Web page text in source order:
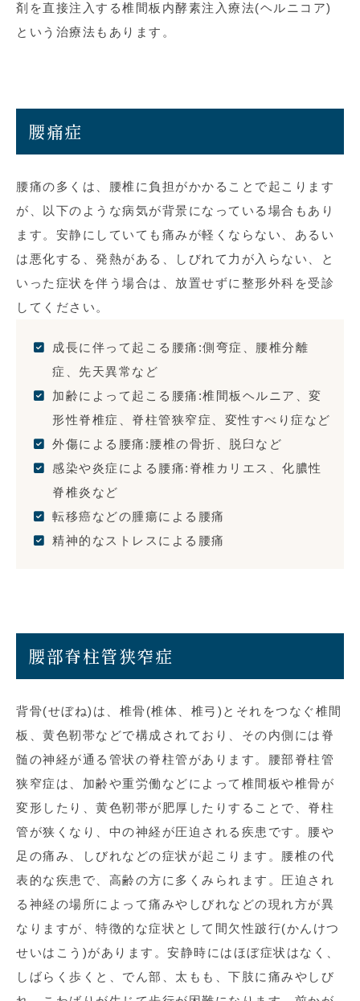
剤を直接注入する椎間板内酵素注入療法(ヘルニコア)
という治療法もあります。
腰痛症
腰痛の多くは、腰椎に負担がかかることで起こります
が、以下のような病気が背景になっている場合もあり
ます。安静にしていても痛みが軽くならない、あるい
は悪化する、発熱がある、しびれて力が入らない、と
いった症状を伴う場合は、放置せずに整形外科を受診
してください。
成長に伴って起こる腰痛:側弯症、腰椎分離
症、先天異常など
加齢によって起こる腰痛:椎間板ヘルニア、変
形性脊椎症、脊柱管狭窄症、変性すべり症など
外傷による腰痛:腰椎の骨折、脱臼など
感染や炎症による腰痛:脊椎カリエス、化膿性
脊椎炎など
転移癌などの腫瘍による腰痛
精神的なストレスによる腰痛
腰部脊柱管狭窄症
背骨(せぼね)は、椎骨(椎体、椎弓)とそれをつなぐ椎間
板、黄色靭帯などで構成されており、その内側には脊
髄の神経が通る管状の脊柱管があります。腰部脊柱管
狭窄症は、加齢や重労働などによって椎間板や椎骨が
変形したり、黄色靭帯が肥厚したりすることで、脊柱
管が狭くなり、中の神経が圧迫される疾患です。腰や
足の痛み、しびれなどの症状が起こります。腰椎の代
表的な疾患で、高齢の方に多くみられます。圧迫され
る神経の場所によって痛みやしびれなどの現れ方が異
なりますが、特徴的な症状として間欠性跛行(かんけつ
せいはこう)があります。安静時にはほぼ症状はなく、
しばらく歩くと、でん部、太もも、下肢に痛みやしび